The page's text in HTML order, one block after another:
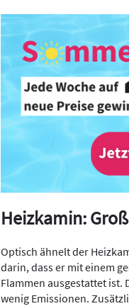
Heizkamin:
Optisch ähnelt der
darin, dass er mit einem
Flammen ausgestattet ist.
wenig Emissionen.